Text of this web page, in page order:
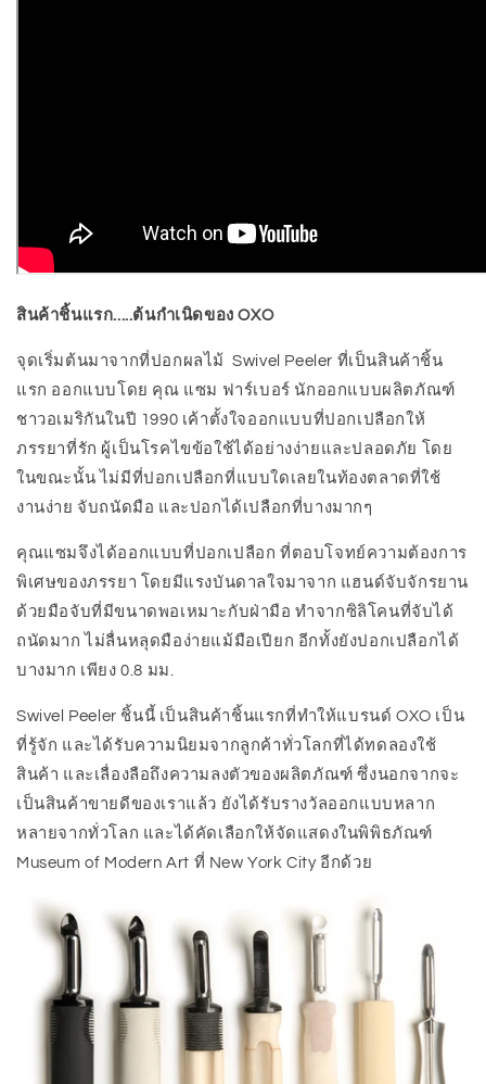
สินค้าชิ้นแรก.....ต้นกำเนิดของ OXO
จุดเริ่มต้นมาจากที่ปอกผลไม้ Swivel Peeler ที่เป็นสินค้าชิ้น
แรก ออกแบบโดย คุณ แซม ฟาร์เบอร์ นักออกแบบผลิตภัณฑ์
ชาวอเมริกันในปี 1990 เค้าตั้งใจออกแบบที่ปอกเปลือกให้
ภรรยาที่รัก ผู้เป็นโรคไขข้อใช้ได้อย่างง่ายและปลอดภัย โดย
ในขณะนั้น ไม่มีที่ปอกเปลือกที่แบบใดเลยในท้องตลาดที่ใช้
งานง่าย จับถนัดมือ และปอกได้เปลือกที่บางมากๆ
คุณแซมจึงได้ออกแบบที่ปอกเปลือก ที่ตอบโจทย์ความต้องการ
พิเศษของภรรยา โดยมีแรงบันดาลใจมาจาก แฮนด์จับจักรยาน
ด้วยมือจับที่มีขนาดพอเหมาะกับฝ่ามือ ทำจากซิลิโคนที่จับได้
ถนัดมาก ไม่ลื่นหลุดมือง่ายแม้มือเปียก อีกทั้งยังปอกเปลือกได้
บางมาก เพียง 0.8 มม.
Swivel Peeler ชิ้นนี้ เป็นสินค้าชิ้นแรกที่ทำให้แบรนด์ OXO เป็น
ที่รู้จัก และได้รับความนิยมจากลูกค้าทั่วโลกที่ได้ทดลองใช้
สินค้า และเลื่องลือถึงความลงตัวของผลิตภัณฑ์ ซึ่งนอกจากจะ
เป็นสินค้าขายดีของเราแล้ว ยังได้รับรางวัลออกแบบหลาก
หลายจากทั่วโลก และได้คัดเลือกให้จัดแสดงในพิพิธภัณฑ์
Museum of Modern Art ที่ New York City อีกด้วย